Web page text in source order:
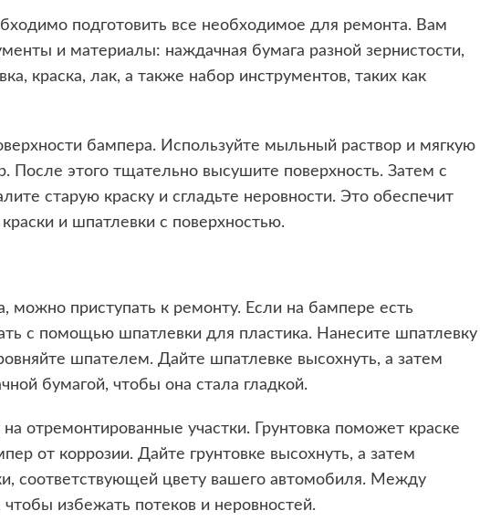
подготовить все необходимое для ремонта. Вам
и материалы: наждачная бумага разной зернистости,
краска, лак, а также набор инструментов, таких как
бампера. Используйте мыльный раствор и мягкую
После этого тщательно высушите поверхность. Затем с
старую краску и сгладьте неровности. Это обеспечит
и шпатлевки с поверхностью.
можно приступать к ремонту. Если на бампере есть
с помощью шпатлевки для пластика. Нанесите шпатлевку
шпателем. Дайте шпатлевке высохнуть, а затем
бумагой, чтобы она стала гладкой.
на отремонтированные участки. Грунтовка поможет краске
от коррозии. Дайте грунтовке высохнуть, а затем
соответствующей цвету вашего автомобиля. Между
избежать потеков и неровностей.